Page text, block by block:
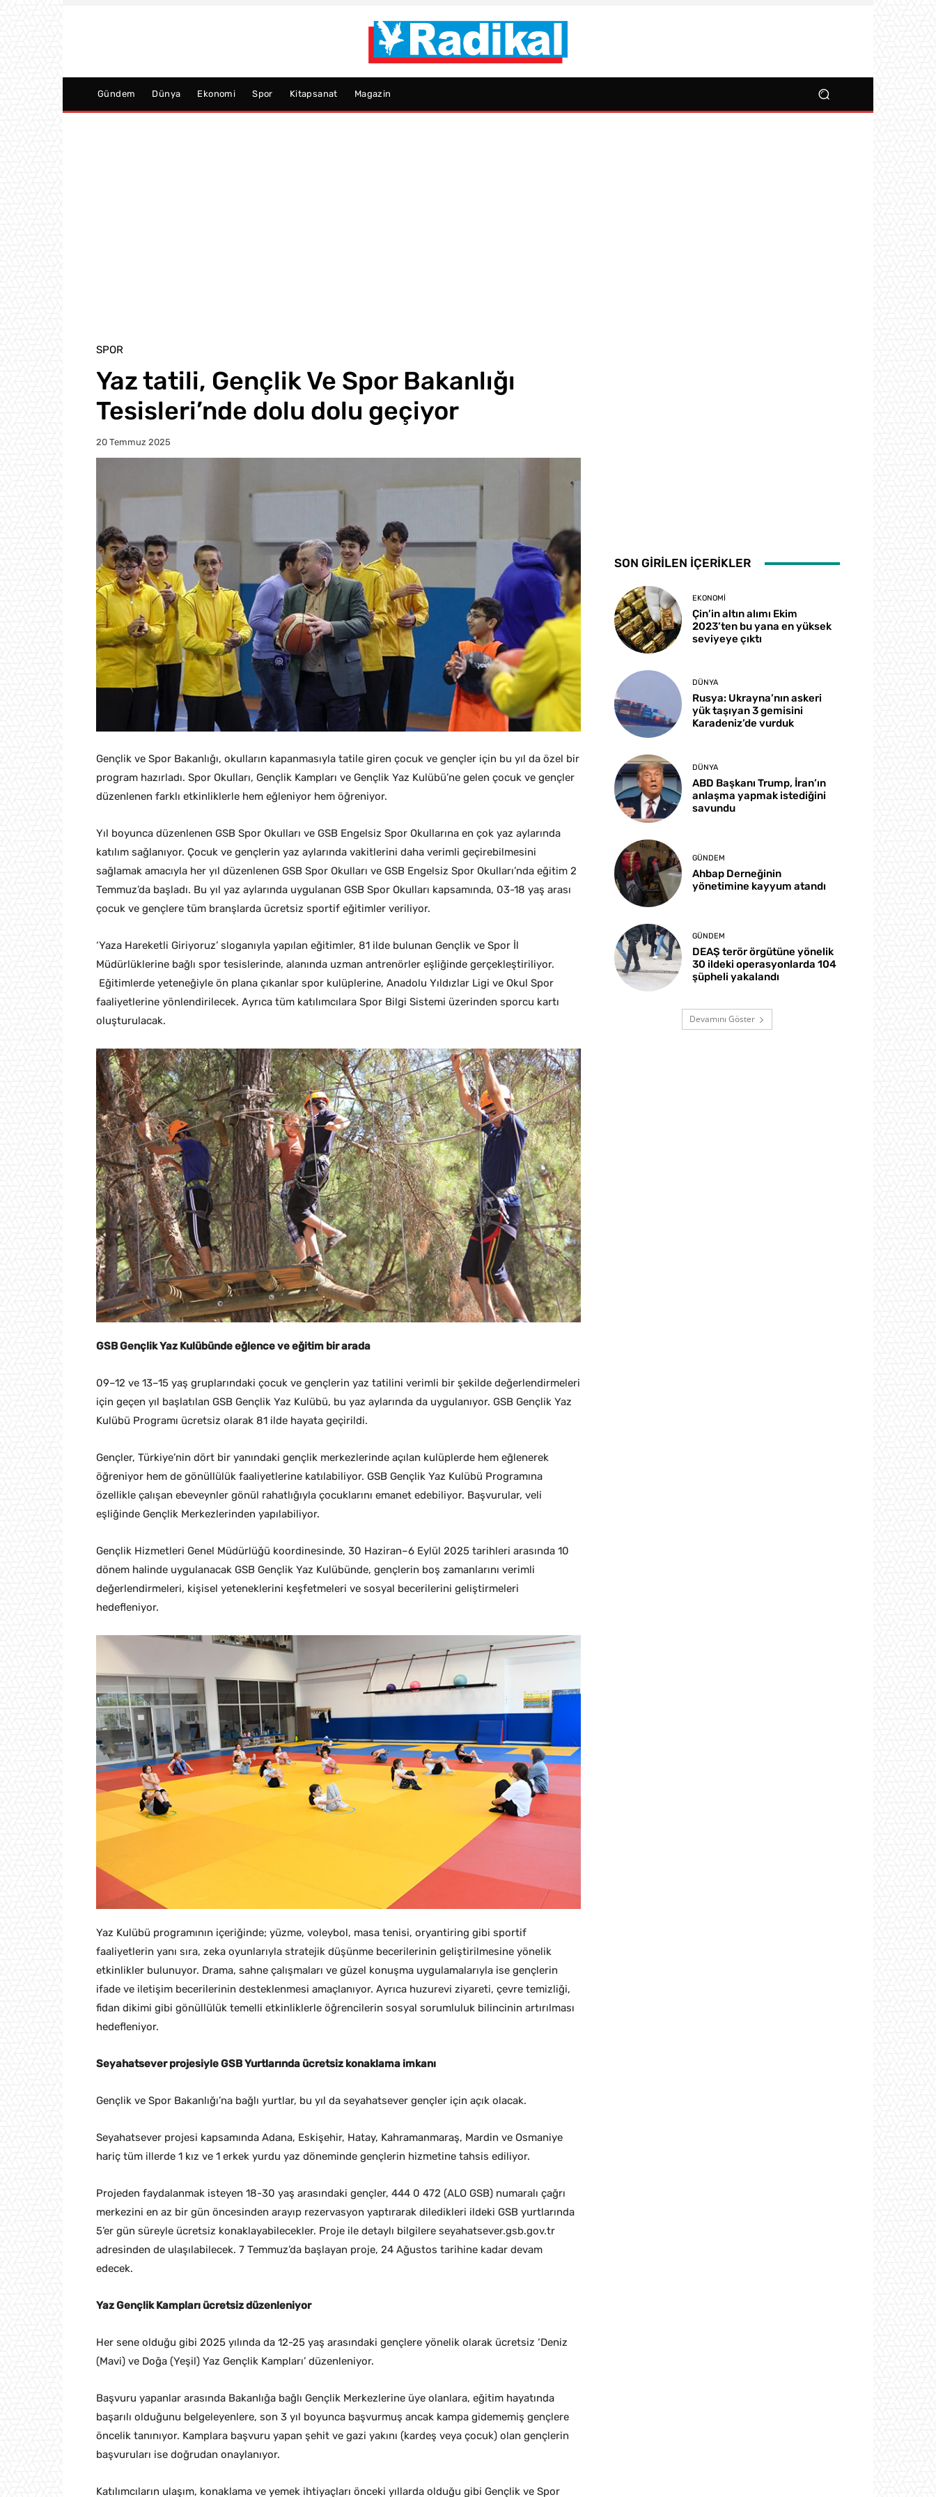
Gündem Dünya Ekonomi Spor Kitapsanat Magazin
SPOR
Yaz tatili, Gençlik Ve Spor Bakanlığı
Tesisleri’nde dolu dolu geçiyor
20 Temmuz 2025
Gençlik ve Spor Bakanlığı, okulların kapanmasıyla tatile giren çocuk ve gençler için bu yıl da özel bir
program hazırladı. Spor Okulları, Gençlik Kampları ve Gençlik Yaz Kulübü’ne gelen çocuk ve gençler
düzenlenen farklı etkinliklerle hem eğleniyor hem öğreniyor.
Yıl boyunca düzenlenen GSB Spor Okulları ve GSB Engelsiz Spor Okullarına en çok yaz aylarında
katılım sağlanıyor. Çocuk ve gençlerin yaz aylarında vakitlerini daha verimli geçirebilmesini
sağlamak amacıyla her yıl düzenlenen GSB Spor Okulları ve GSB Engelsiz Spor Okulları’nda eğitim 2
Temmuz’da başladı. Bu yıl yaz aylarında uygulanan GSB Spor Okulları kapsamında, 03-18 yaş arası
çocuk ve gençlere tüm branşlarda ücretsiz sportif eğitimler veriliyor.
‘Yaza Hareketli Giriyoruz’ sloganıyla yapılan eğitimler, 81 ilde bulunan Gençlik ve Spor İl
Müdürlüklerine bağlı spor tesislerinde, alanında uzman antrenörler eşliğinde gerçekleştiriliyor.
Eğitimlerde yeteneğiyle ön plana çıkanlar spor kulüplerine, Anadolu Yıldızlar Ligi ve Okul Spor
faaliyetlerine yönlendirilecek. Ayrıca tüm katılımcılara Spor Bilgi Sistemi üzerinden sporcu kartı
oluşturulacak.
GSB Gençlik Yaz Kulübünde eğlence ve eğitim bir arada
09–12 ve 13–15 yaş gruplarındaki çocuk ve gençlerin yaz tatilini verimli bir şekilde değerlendirmeleri
için geçen yıl başlatılan GSB Gençlik Yaz Kulübü, bu yaz aylarında da uygulanıyor. GSB Gençlik Yaz
Kulübü Programı ücretsiz olarak 81 ilde hayata geçirildi.
Gençler, Türkiye’nin dört bir yanındaki gençlik merkezlerinde açılan kulüplerde hem eğlenerek
öğreniyor hem de gönüllülük faaliyetlerine katılabiliyor. GSB Gençlik Yaz Kulübü Programına
özellikle çalışan ebeveynler gönül rahatlığıyla çocuklarını emanet edebiliyor. Başvurular, veli
eşliğinde Gençlik Merkezlerinden yapılabiliyor.
Gençlik Hizmetleri Genel Müdürlüğü koordinesinde, 30 Haziran–6 Eylül 2025 tarihleri arasında 10
dönem halinde uygulanacak GSB Gençlik Yaz Kulübünde, gençlerin boş zamanlarını verimli
değerlendirmeleri, kişisel yeteneklerini keşfetmeleri ve sosyal becerilerini geliştirmeleri
hedefleniyor.
Yaz Kulübü programının içeriğinde; yüzme, voleybol, masa tenisi, oryantiring gibi sportif
faaliyetlerin yanı sıra, zeka oyunlarıyla stratejik düşünme becerilerinin geliştirilmesine yönelik
etkinlikler bulunuyor. Drama, sahne çalışmaları ve güzel konuşma uygulamalarıyla ise gençlerin
ifade ve iletişim becerilerinin desteklenmesi amaçlanıyor. Ayrıca huzurevi ziyareti, çevre temizliği,
fidan dikimi gibi gönüllülük temelli etkinliklerle öğrencilerin sosyal sorumluluk bilincinin artırılması
hedefleniyor.
Seyahatsever projesiyle GSB Yurtlarında ücretsiz konaklama imkanı
Gençlik ve Spor Bakanlığı’na bağlı yurtlar, bu yıl da seyahatsever gençler için açık olacak.
Seyahatsever projesi kapsamında Adana, Eskişehir, Hatay, Kahramanmaraş, Mardin ve Osmaniye
hariç tüm illerde 1 kız ve 1 erkek yurdu yaz döneminde gençlerin hizmetine tahsis ediliyor.
Projeden faydalanmak isteyen 18-30 yaş arasındaki gençler, 444 0 472 (ALO GSB) numaralı çağrı
merkezini en az bir gün öncesinden arayıp rezervasyon yaptırarak diledikleri ildeki GSB yurtlarında
5’er gün süreyle ücretsiz konaklayabilecekler. Proje ile detaylı bilgilere seyahatsever.gsb.gov.tr
adresinden de ulaşılabilecek. 7 Temmuz’da başlayan proje, 24 Ağustos tarihine kadar devam
edecek.
Yaz Gençlik Kampları ücretsiz düzenleniyor
Her sene olduğu gibi 2025 yılında da 12-25 yaş arasındaki gençlere yönelik olarak ücretsiz ‘Deniz
(Mavi) ve Doğa (Yeşil) Yaz Gençlik Kampları’ düzenleniyor.
Başvuru yapanlar arasında Bakanlığa bağlı Gençlik Merkezlerine üye olanlara, eğitim hayatında
başarılı olduğunu belgeleyenlere, son 3 yıl boyunca başvurmuş ancak kampa gidememiş gençlere
öncelik tanınıyor. Kamplara başvuru yapan şehit ve gazi yakını (kardeş veya çocuk) olan gençlerin
başvuruları ise doğrudan onaylanıyor.
Katılımcıların ulaşım, konaklama ve yemek ihtiyaçları önceki yıllarda olduğu gibi Gençlik ve Spor
SON GİRİLEN İÇERİKLER
EKONOMI
Çin’in altın alımı Ekim
2023’ten bu yana en yüksek
seviyeye çıktı
DÜNYA
Rusya: Ukrayna’nın askeri
yük taşıyan 3 gemisini
Karadeniz’de vurduk
DÜNYA
ABD Başkanı Trump, İran’ın
anlaşma yapmak istediğini
savundu
GÜNDEM
Ahbap Derneğinin
yönetimine kayyum atandı
GÜNDEM
DEAŞ terör örgütüne yönelik
30 ildeki operasyonlarda 104
şüpheli yakalandı
Devamını Göster